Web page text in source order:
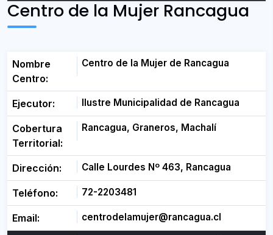
Centro de la Mujer Rancagua
Nombre
Centro:
Centro de la Mujer de Rancagua
Ejecutor: Ilustre Municipalidad de Rancagua
Cobertura
Territorial:
Rancagua, Graneros, Machalí
Dirección: Calle Lourdes Nº 463, Rancagua
Teléfono: 72-2203481
Email: centrodelamujer@rancagua.cl